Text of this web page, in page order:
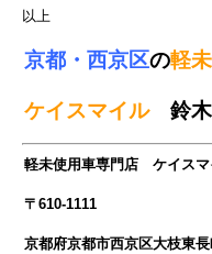
以上
京都・西京区の軽
ケイスマイル鈴木
軽未使用車専門店 ケイスマ
〒610-1111
京都府京都市西京区大枝東